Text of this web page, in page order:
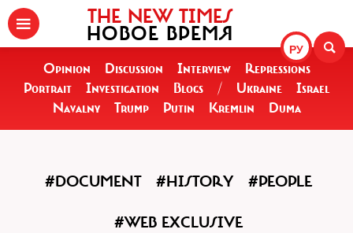
РУ
THE NEW TIMES
НОВОЕ ВРЕМЯ
Opinion Discussion Interview
Repressions
Portrait
Investigation Blogs / Ukraine
Israel
Navalny
Trump Putin Kremlin Duma
#DOCUMENT #HISTORY #PEOPLE
#WEB EXCLUSIVE